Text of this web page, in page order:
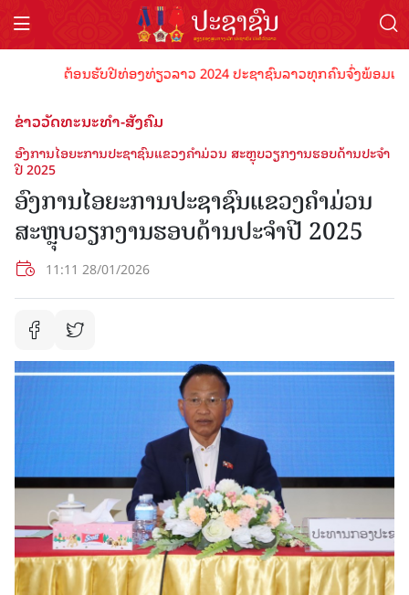
ຕ້ອນຮັບປີທ່ອງທ່ຽວລາວ 2024 ປະຊາຊົນລາວທຸກຄົນຈົ່ງພ້ອມເປັນ
ຂ່າວວັດທະນະທຳ-ສັງຄົມ
ອົງການໄອຍະການປະຊາຊົນແຂວງຄໍາມ່ວນ ສະຫຼຸບວຽກງານຮອບດ້ານປະຈໍາ
ປີ 2025
ອົງການໄອຍະການປະຊາຊົນແຂວງຄໍາມ່ວນ
ສະຫຼຸບວຽກງານຮອບດ້ານປະຈໍາປີ 2025
11:11 28/01/2026